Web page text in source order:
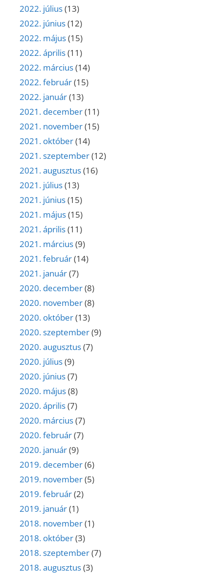
2022. július(13)
2022. június(12)
2022. május(15)
2022. április(11)
2022. március(14)
2022. február(15)
2022. január(13)
2021. december(11)
2021. november(15)
2021. október(14)
2021. szeptember(12)
2021. augusztus(16)
2021. július(13)
2021. június(15)
2021. május(15)
2021. április(11)
2021. március(9)
2021. február(14)
2021. január(7)
2020. december(8)
2020. november(8)
2020. október(13)
2020. szeptember(9)
2020. augusztus(7)
2020. július(9)
2020. június(7)
2020. május(8)
2020. április(7)
2020. március(7)
2020. február(7)
2020. január(9)
2019. december(6)
2019. november(5)
2019. február(2)
2019. január(1)
2018. november(1)
2018. október(3)
2018. szeptember(7)
2018. augusztus(3)